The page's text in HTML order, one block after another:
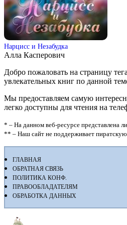
Нарцисс и Незабудка
Алла Касперович
Добро пожаловать на страницу
увлекательных книг по данной
Мы предоставляем самую
легко доступны для чтения на
* – На данном веб-ресурсе представлена
** – Наш сайт не поддерживает пиратскую
ГЛАВНАЯ
ОБРАТНАЯ СВЯЗЬ
ПОЛИТИКА КОНФ.
ПРАВООБЛАДАТЕЛЯМ
ОБРАБОТКА ДАННЫХ